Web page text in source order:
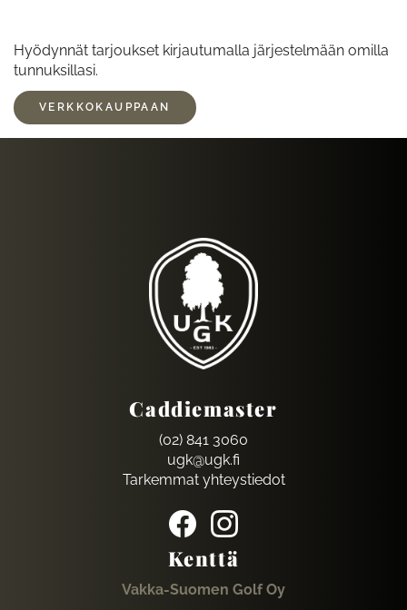
Hyödynnät tarjoukset kirjautumalla järjestelmään omilla
tunnuksillasi.
VERKKOKAUPPAAN
Caddiemaster
(02) 841 3060
ugk@ugk.fi
Tarkemmat yhteystiedot
Kenttä
Vakka-Suomen Golf Oy